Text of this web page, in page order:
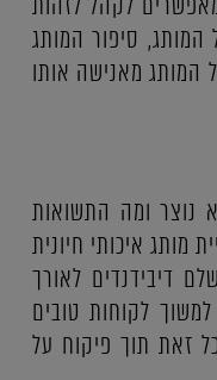
המותג, סיפור המותג
המותג מאנישה אותו
נוצר ומה התשואות
מותג איכותי חיונית
דיבידנדים לאורך
לקוחות טובים
כל זאת תוך פיקוח על